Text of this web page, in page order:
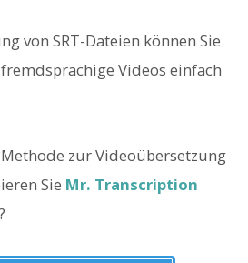
von SRT-Dateien können Sie
Videos einfach
zur Videoübersetzung
Sie Mr. Transcription